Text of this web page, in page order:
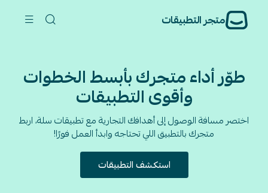
متجر التطبيقات
طوّر أداء متجرك بأبسط الخطوات
وأقوى التطبيقات
اختصر مسافة الوصول إلى أهدافك التجارية مع تطبيقات سلة، اربط
متجرك بالتطبيق اللي تحتاجه وابدأ العمل فورًا!
استكشف التطبيقات